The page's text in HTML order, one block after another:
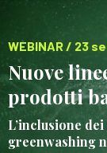
WEBINAR / 23
Nuove
prodotti
L’inclusione
greenwashing